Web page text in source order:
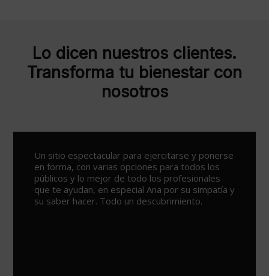
Lo dicen nuestros clientes.
Transforma tu bienestar con
nosotros
Un sitio espectacular para ejercitarse y ponerse
en forma, con varias opciones para todos los
públicos y lo mejor de todo los profesionales
que te ayudan, en especial Ana por su simpatía y
su saber hacer. Todo un descubrimiento.